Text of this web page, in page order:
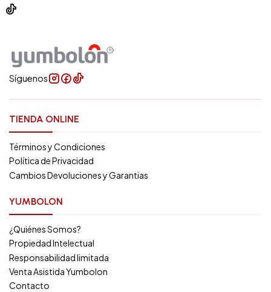
Síguenos
TIENDA ONLINE
Términos y Condiciones
Política de Privacidad
Cambios Devoluciones y Garantias
YUMBOLON
¿Quiénes Somos?
Propiedad Intelectual
Responsabilidad limitada
Venta Asistida Yumbolon
Contacto